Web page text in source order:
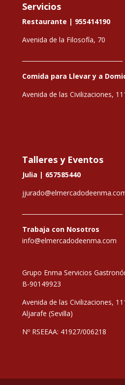
Servicios
Restaurante | 955414190
Avenida de la Filosofía, 70
Comida para Llevar y a
Avenida de las Civilizaciones,
Talleres y Eventos
Julia | 657585440
Trabaja con Nosotros
info@elmercadodeenma.com
Grupo Enma Servicios
B-90149923
Avenida de las Civilizaciones,
Aljarafe (Sevilla)
Nº RSEEAA: 41927/006218